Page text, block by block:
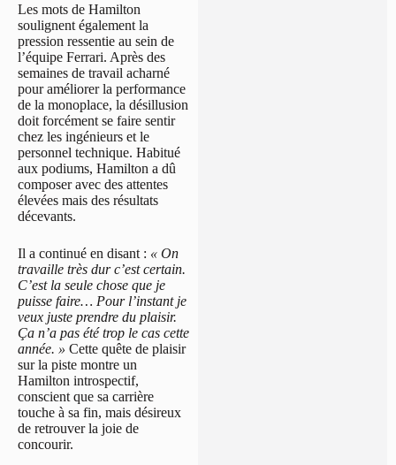
Les mots de Hamilton
soulignent également la
pression ressentie au sein de
l’équipe Ferrari. Après des
semaines de travail acharné
pour améliorer la performance
de la monoplace, la désillusion
doit forcément se faire sentir
chez les ingénieurs et le
personnel technique. Habitué
aux podiums, Hamilton a dû
composer avec des attentes
élevées mais des résultats
décevants.
Il a continué en disant : « On
travaille très dur c’est certain.
C’est la seule chose que je
puisse faire… Pour l’instant je
veux juste prendre du plaisir.
Ça n’a pas été trop le cas cette
année. » Cette quête de plaisir
sur la piste montre un
Hamilton introspectif,
conscient que sa carrière
touche à sa fin, mais désireux
de retrouver la joie de
concourir.